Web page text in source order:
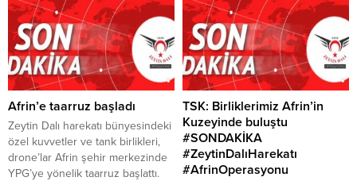
yapımı patlayıcının infilak etmesi
sonucunda; 3 kahraman silah
arkadaşımız şehit olmuş, 3
kahraman silah arkadaşımız
yaralanmıştır. Bizleri derin bir acı
ve üzüntüye boğan bu olayda
hayatını kaybeden aziz
şehitlerimize Allah’tan rahmet,
şehitlerimizin...
Afrin’e taarruz başladı
Zeytin Dalı harekatı bünyesindeki
özel kuvvetler ve tank birlikleri,
drone’lar Afrin şehir merkezinde
YPG’ye yönelik taarruz başlattı.
TSK: Birliklerimiz Afrin’in
Kuzeyinde buluştu
#SONDAKİKA
#ZeytinDalıHarekatı
#AfrinOperasyonu